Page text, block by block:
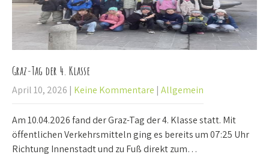
Graz-Tag der 4. Klasse
April 10, 2026 | Keine Kommentare | Allgemein
Am 10.04.2026 fand der Graz-Tag der 4. Klasse statt. Mit
öffentlichen Verkehrsmitteln ging es bereits um 07:25 Uhr
Richtung Innenstadt und zu Fuß direkt zum…